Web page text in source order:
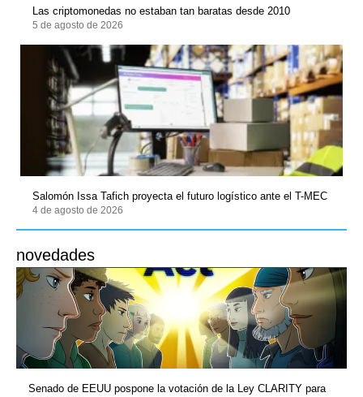
Las criptomonedas no estaban tan baratas desde 2010
5 de agosto de 2026
Salomón Issa Tafich proyecta el futuro logístico ante el T-MEC
4 de agosto de 2026
novedades
Senado de EEUU pospone la votación de la Ley CLARITY para